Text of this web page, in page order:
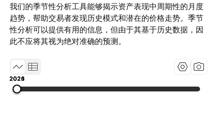
我们的季节性分析工具能够揭示资产表现中周期性的月度
趋势，帮助交易者发现历史模式和潜在的价格走势。季节
性分析可以提供有用的信息，但由于其基于历史数据，因
此不应将其视为绝对准确的预测。
2021
2023
2026